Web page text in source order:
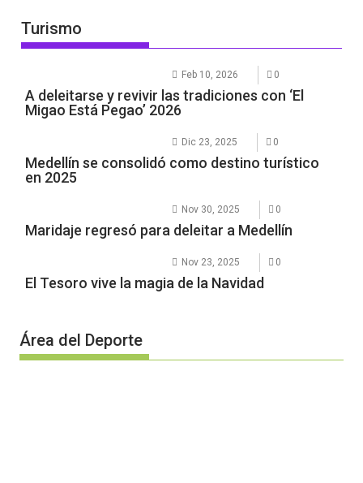
Turismo
Feb 10, 2026 0
A deleitarse y revivir las tradiciones con ‘El
Migao Está Pegao’ 2026
Dic 23, 2025 0
Medellín se consolidó como destino turístico
en 2025
Nov 30, 2025 0
Maridaje regresó para deleitar a Medellín
Nov 23, 2025 0
El Tesoro vive la magia de la Navidad
Área del Deporte